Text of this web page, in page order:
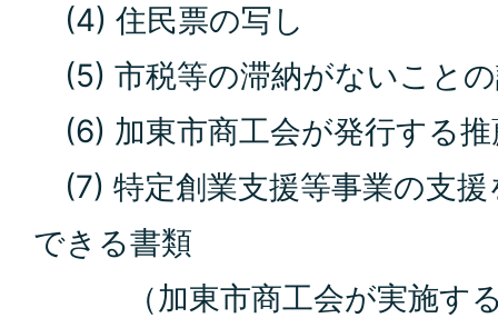
(4) 住民票の写し
(5) 市税等の滞納がないこと
(6) 加東市商工会が発行する推
(7) 特定創業支援等事業の支
できる書類
（加東市商工会が実施する